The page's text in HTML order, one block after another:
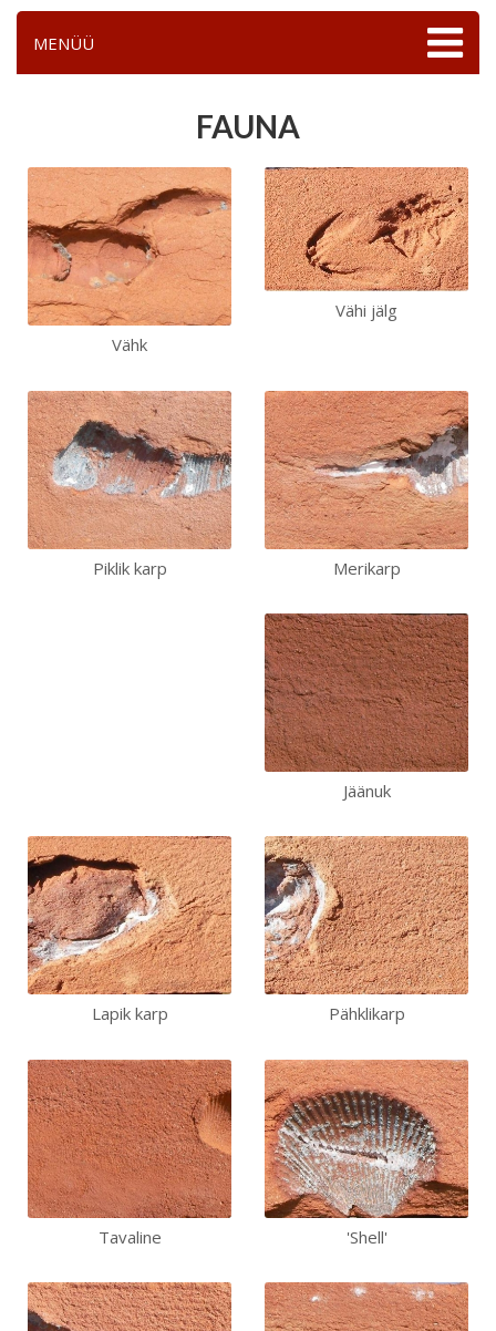
MENÜÜ
FAUNA
Vähk
Vähi jälg
Piklik karp Merikarp
Jäänuk
Lapik karp Pähklikarp
Tavaline 'Shell'